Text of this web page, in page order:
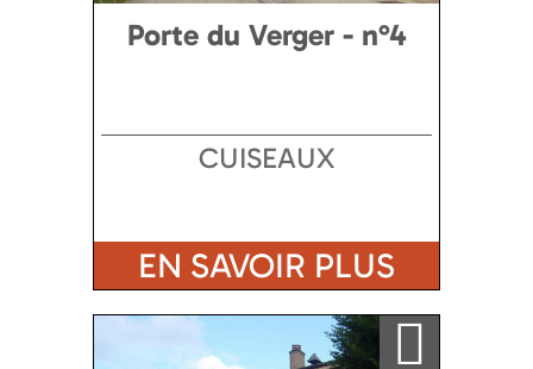
Porte du Verger - n°4
CUISEAUX
EN SAVOIR PLUS
Ajouter a ma sélection